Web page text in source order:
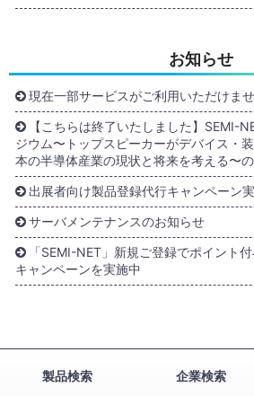
お知らせ
現在一部サービスがご利用いただけま
【こちらは終了いたしました】SEMI-
ジウム〜トップスピーカーがデバイス・
本の半導体産業の現状と将来を考える〜
出展者向け製品登録代行キャンペーン
サーバメンテナンスのお知らせ
「SEMI-NET」新規ご登録でポイント
キャンペーンを実施中
製品検索 企業検索